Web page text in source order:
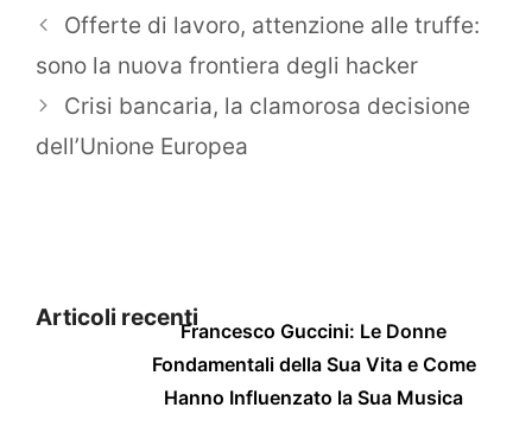
Offerte di lavoro, attenzione alle truffe:
sono la nuova frontiera degli hacker
Crisi bancaria, la clamorosa decisione
dell’Unione Europea
Articoli recentiFrancesco Guccini: Le Donne
Fondamentali della Sua Vita e Come
Hanno Influenzato la Sua Musica